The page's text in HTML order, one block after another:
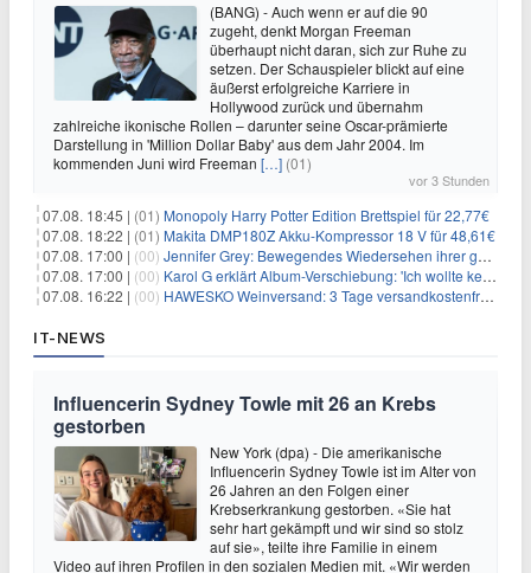
(BANG) - Auch wenn er auf die 90
zugeht, denkt Morgan Freeman
überhaupt nicht daran, sich zur Ruhe zu
setzen. Der Schauspieler blickt auf eine
äußerst erfolgreiche Karriere in
Hollywood zurück und übernahm
zahlreiche ikonische Rollen – darunter seine Oscar-prämierte
Darstellung in 'Million Dollar Baby' aus dem Jahr 2004. Im
kommenden Juni wird Freeman […] (01)
vor 3 Stunden
07.08. 18:45 | (01) Monopoly Harry Potter Edition Brettspiel für 22,77€
07.08. 18:22 | (01) Makita DMP180Z Akku-Kompressor 18 V für 48,61€
07.08. 17:00 | (00) Jennifer Grey: Bewegendes Wiedersehen ihrer geschiedenen Eltern kurz vor dem Tod ihrer Mutter
07.08. 17:00 | (00) Karol G erklärt Album-Verschiebung: 'Ich wollte keine persönliche Situation ausnutzen'
07.08. 16:22 | (00) HAWESKO Weinversand: 3 Tage versandkostenfrei bestellen (MBW 25€)
IT-NEWS
Influencerin Sydney Towle mit 26 an Krebs
gestorben
New York (dpa) - Die amerikanische
Influencerin Sydney Towle ist im Alter von
26 Jahren an den Folgen einer
Krebserkrankung gestorben. «Sie hat
sehr hart gekämpft und wir sind so stolz
auf sie», teilte ihre Familie in einem
Video auf ihren Profilen in den sozialen Medien mit. «Wir werden